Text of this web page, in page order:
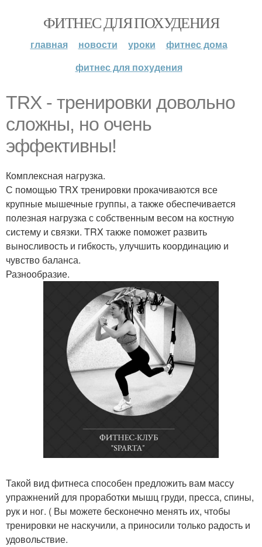
ФИТНЕС ДЛЯ ПОХУДЕНИЯ
главная новости уроки
фитнес дома
фитнес для похудения
TRX - тренировки довольно
сложны, но очень
эффективны!
Комплексная нагрузка.
С помощью TRX тренировки прокачиваются все
крупные мышечные группы, а также обеспечивается
полезная нагрузка с собственным весом на костную
систему и связки. TRX также поможет развить
выносливость и гибкость, улучшить координацию и
чувство баланса.
Разнообразие.
Такой вид фитнеса способен предложить вам массу
упражнений для проработки мышц груди, пресса, спины,
рук и ног. ( Вы можете бесконечно менять их, чтобы
тренировки не наскучили, а приносили только радость и
удовольствие.